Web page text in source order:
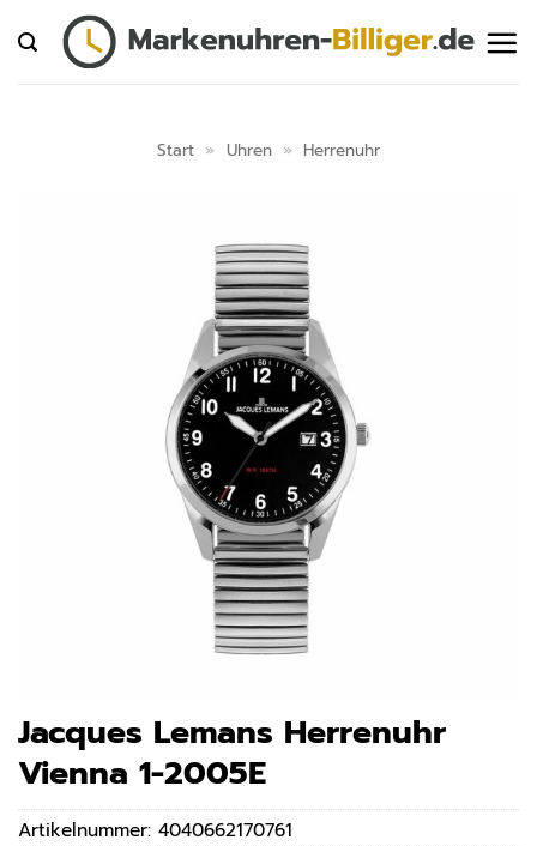
Inhalt
springen
Start » Uhren » Herrenuhr
Jacques Lemans Herrenuhr
Vienna 1-2005E
Artikelnummer: 4040662170761